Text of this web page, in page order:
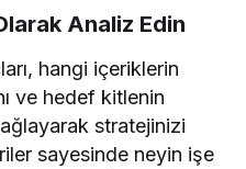
Analiz Edin
hangi içeriklerin
ve hedef kitlenin
stratejinizi
sayesinde neyin işe